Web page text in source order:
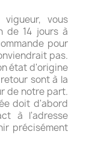
vous
de 14 jours à
pour
pas.
état d'origine
sont à la
de notre part.
doit d'abord
à l'adresse
précisément